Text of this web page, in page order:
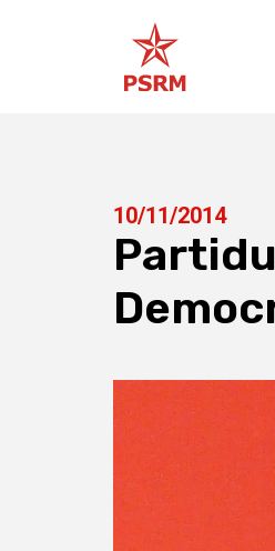
10/11/2014